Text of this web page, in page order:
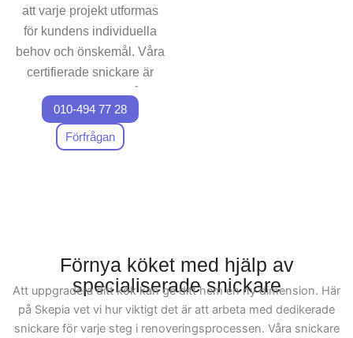
att varje projekt utformas
för kundens individuella
behov och önskemål. Våra
certifierade snickare är
specialiserade på
anpassade kökslösningar
som maximerar
funktionalitet och estetik i
köksrenovering,
säkerställer vi att ditt nya
kök kommer att reflektera
din personlighet och öka
010-494 77 28
Förfrågan
Förnya köket med hjälp av
specialiserade snickare
Att uppgradera ditt kök kan ge ditt hem en ny dimension. Här
på Skepia vet vi hur viktigt det är att arbeta med dedikerade
snickare för varje steg i renoveringsprocessen. Våra snickare